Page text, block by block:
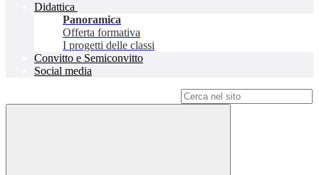
Didattica
Panoramica
Offerta formativa
I progetti delle classi
Convitto e Semiconvitto
Social media